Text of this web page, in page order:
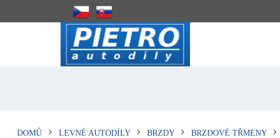
DOMŮ LEVNÉ AUTODÍLY BRZDY BRZDOVÉ TŘMENY